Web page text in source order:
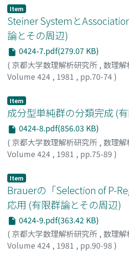
オItem
Steiner Systemと
論とその周辺)
0424-7.pdf(279.07 KB)
( 京都大学数理解析研究所 , 数理解
Volume 424 , 1981 , pp.70-74)
Item
成分型単純群の分類完成 (
0424-8.pdf(856.03 KB)
( 京都大学数理解析研究所 , 数理解
Volume 424 , 1981 , pp.75-89 )
Item
Brauerの「Selection of P-
応用 (有限群論とその周辺)
0424-9.pdf(363.42 KB)
( 京都大学数理解析研究所 , 数理解
Volume 424 , 1981 , pp.90-98 )